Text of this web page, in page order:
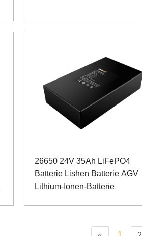
26650 24V 35Ah LiFePO4
Batterie Lishen Batterie AGV
Lithium-Ionen-Batterie